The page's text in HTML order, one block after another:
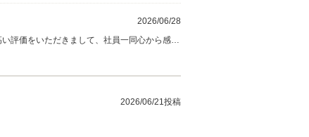
2026/06/28
評価をいただきまして、社員一同心から感謝
2026/06/21投稿